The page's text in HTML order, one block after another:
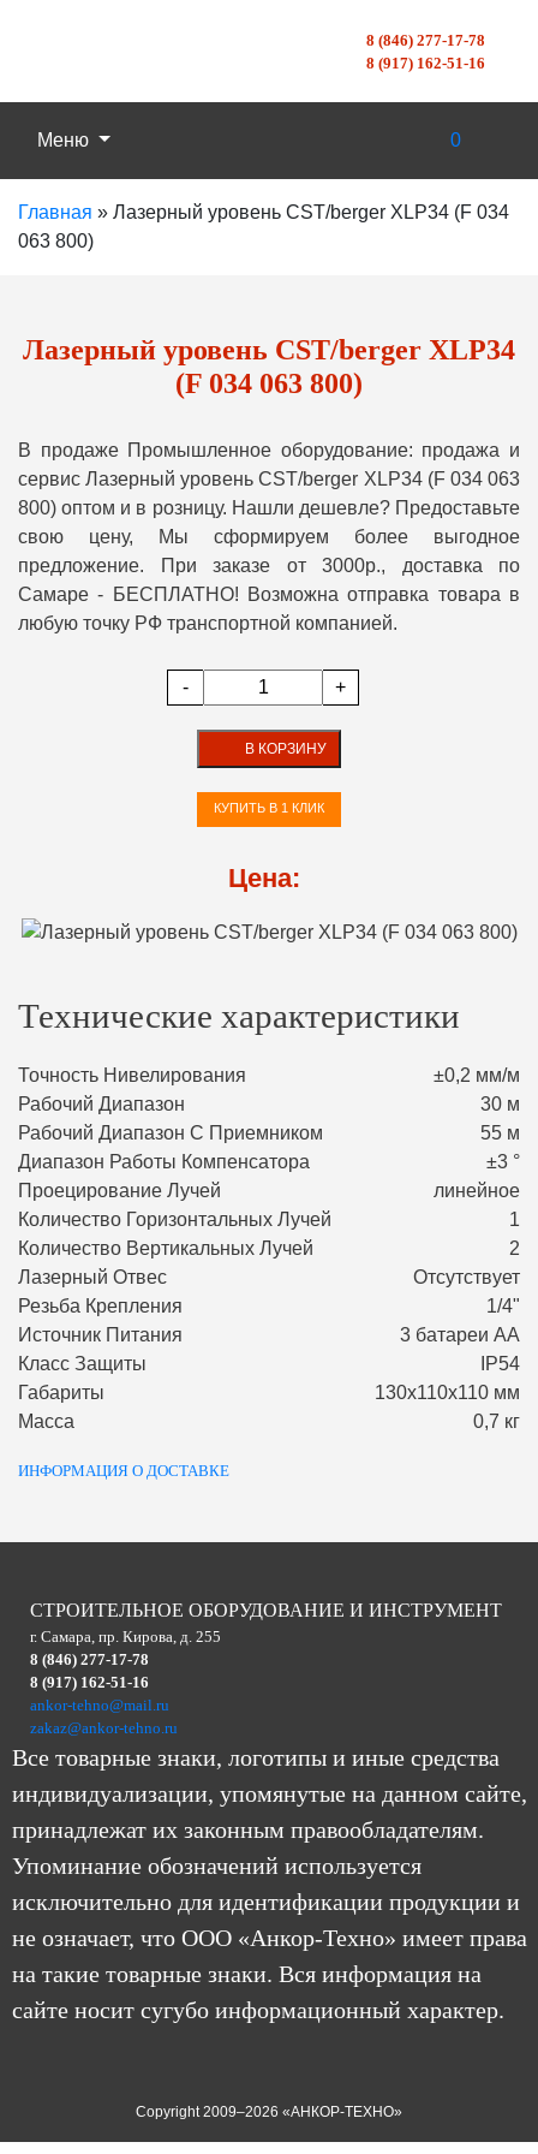
8 (846) 277-17-78
8 (917) 162-51-16
Меню 0
Главная » Лазерный уровень CST/berger XLP34 (F 034
063 800)
Лазерный уровень CST/berger XLP34
(F 034 063 800)
В продаже Промышленное оборудование: продажа и
сервис Лазерный уровень CST/berger XLP34 (F 034 063
800) оптом и в розницу. Нашли дешевле? Предоставьте
свою цену, Мы сформируем более выгодное
предложение. При заказе от 3000р., доставка по
Самаре - БЕСПЛАТНО! Возможна отправка товара в
любую точку РФ транспортной компанией.
- +
В КОРЗИНУ
КУПИТЬ В 1 КЛИК
Цена:
Технические характеристики
Точность Нивелирования
±0,2 мм/м
Рабочий Диапазон
30 м
Рабочий Диапазон С Приемником
55 м
Диапазон Работы Компенсатора
±3 °
Проецирование Лучей
линейное
Количество Горизонтальных Лучей
1
Количество Вертикальных Лучей
2
Лазерный Отвес
Отсутствует
Резьба Крепления
1/4"
Источник Питания
3 батареи АА
Класс Защиты
IP54
Габариты
130х110х110 мм
Масса
0,7 кг
ИНФОРМАЦИЯ О ДОСТАВКЕ
СТРОИТЕЛЬНОЕ ОБОРУДОВАНИЕ И ИНСТРУМЕНТ
г. Самара, пр. Кирова, д. 255
8 (846) 277-17-78
8 (917) 162-51-16
ankor-tehno@mail.ru
zakaz@ankor-tehno.ru
Все товарные знаки, логотипы и иные средства
индивидуализации, упомянутые на данном сайте,
принадлежат их законным правообладателям.
Упоминание обозначений используется
исключительно для идентификации продукции и
не означает, что ООО «Анкор-Техно» имеет права
на такие товарные знаки. Вся информация на
сайте носит сугубо информационный характер.
Copyright 2009–2026 «АНКОР-ТЕХНО»